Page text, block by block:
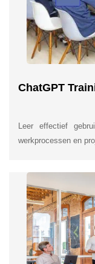
ChatGPT
Leer effectief
werkprocessen en